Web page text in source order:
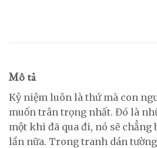
Mô tả
Kỷ niệm luôn là thứ mà con
muốn trân trọng nhất. Đó là
một khi đã qua đi, nó sẽ chẳng
lần nữa. Trong tranh dán